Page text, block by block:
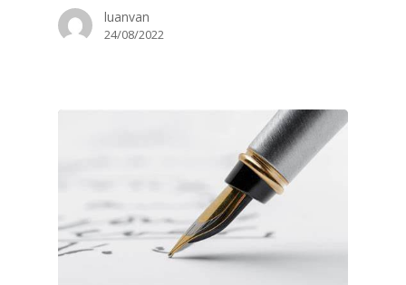
luanvan
24/08/2022